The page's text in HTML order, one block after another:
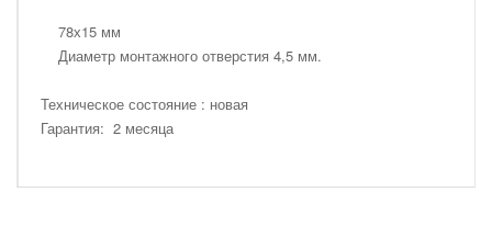
78х15 мм
Диаметр монтажного отверстия 4,5 мм.
Техническое состояние : новая
Гарантия: 2 месяца